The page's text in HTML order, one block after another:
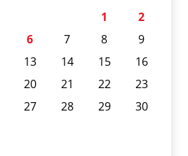
1
2
6 7 8
9
13 14 15
16
20 21 22
23
27 28 29
30